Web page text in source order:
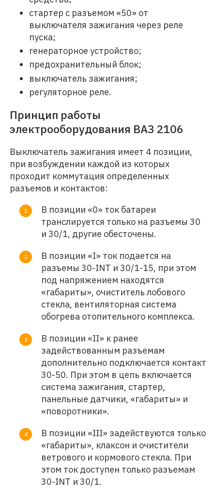
стартер с разъемом «50» от
выключателя зажигания через реле
пуска;
генераторное устройство;
предохранительный блок;
выключатель зажигания;
регуляторное реле.
Принцип работы
электрооборудования ВАЗ 2106
Выключатель зажигания имеет 4 позиции,
при возбуждении каждой из которых
проходит коммутация определенных
разъемов и контактов:
В позиции «0» ток батареи
транслируется только на разъемы 30
и 30/1, другие обесточены.
В позиции «I» ток подается на
разъемы 30-INT и 30/1-15, при этом
под напряжением находятся
«габариты», очиститель лобового
стекла, вентиляторная система
обогрева отопительного комплекса.
В позиции «II» к ранее
задействованным разъемам
дополнительно подключается контакт
30-50. При этом в цепь включается
система зажигания, стартер,
панельные датчики, «габариты» и
«поворотники».
В позиции «III» задействуются только
«габариты», клаксон и очистители
ветрового и кормового стекла. При
этом ток доступен только разъемам
30-INT и 30/1.